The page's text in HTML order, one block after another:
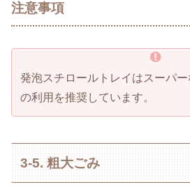
注意事項
発泡スチロールトレイはスーパ
の利用を推奨しています。
3-5. 粗大ごみ